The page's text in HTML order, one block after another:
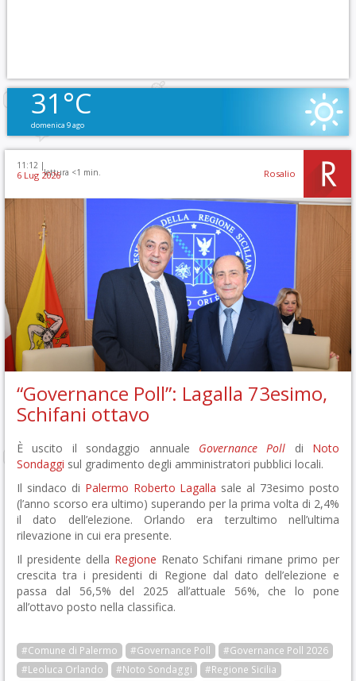
31°C
domenica 9 ago
11:12 |
lettura <1 min.
6 Lug 2026 Rosalio
“Governance Poll”: Lagalla 73esimo,
Schifani ottavo
È uscito il sondaggio annuale Governance Poll di Noto
Sondaggi sul gradimento degli amministratori pubblici locali.
Il sindaco di Palermo Roberto Lagalla sale al 73esimo posto
(l’anno scorso era ultimo) superando per la prima volta di 2,4%
il dato dell’elezione. Orlando era terzultimo nell’ultima
rilevazione in cui era presente.
Il presidente della Regione Renato Schifani rimane primo per
crescita tra i presidenti di Regione dal dato dell’elezione e
passa dal 56,5% del 2025 all’attuale 56%, che lo pone
all’ottavo posto nella classifica.
#Comune di Palermo #Governance Poll
#Governance Poll 2026
#Leoluca Orlando
#Noto Sondaggi
#Regione Sicilia